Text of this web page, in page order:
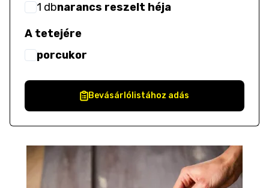
1 dbnarancs reszelt héja
A tetejére
porcukor
Bevásárlólistához adás